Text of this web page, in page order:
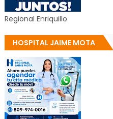
Regional Enriquillo
HOSPITAL JAIME MOTA